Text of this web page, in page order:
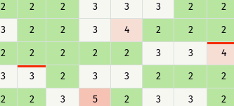
2 2 2 3 3 3 2 2
3 2 2 3 4 2 2 2
2 2 2 2 2 3 3 4
3 3 2 3 3 2 2 2
2 2 3 5 2 3 3 2